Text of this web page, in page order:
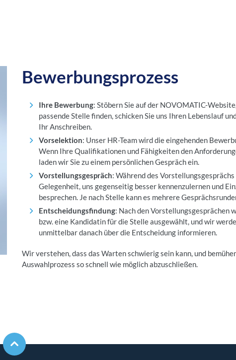
Bewerbungsprozess
Ihre Bewerbung: Stöbern Sie auf der NOVOMATIC-
passende Stelle finden, schicken Sie uns Ihren Lebenslauf
Ihr Anschreiben.
Vorselektion: Unser HR-Team wird die eingehenden
Wenn Ihre Qualifikationen und Fähigkeiten den
laden wir Sie zu einem persönlichen Gespräch ein.
Vorstellungsgespräch: Während des
Gelegenheit, uns gegenseitig besser kennenzulernen und
besprechen. Je nach Stelle kann es mehrere
Entscheidungsfindung: Nach den Vorstellungsgesprächen
bzw. eine Kandidatin für die Stelle ausgewählt, und wir
unmittelbar danach über die Entscheidung informieren.
Wir verstehen, dass das Warten schwierig sein kann, und
Auswahlprozess so schnell wie möglich abzuschließen.